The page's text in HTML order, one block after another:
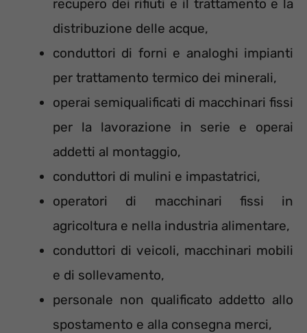
recupero dei rifiuti e il trattamento e la
distribuzione delle acque,
conduttori di forni e analoghi impianti
per trattamento termico dei minerali,
operai semiqualificati di macchinari fissi
per la lavorazione in serie e operai
addetti al montaggio,
conduttori di mulini e impastatrici,
operatori di macchinari fissi in
agricoltura e nella industria alimentare,
conduttori di veicoli, macchinari mobili
e di sollevamento,
personale non qualificato addetto allo
spostamento e alla consegna merci,